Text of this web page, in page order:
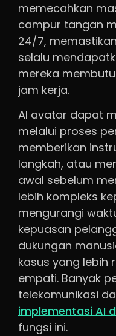
memecahkan
campur tangan
24/7,
selalu
mereka
jam kerja.
AI avatar dapat
melalui proses
memberikan
langkah, atau
awal sebelum
lebih kompleks
mengurangi
kepuasan
dukungan
kasus yang lebih
empati. Banyak
telekomunikasi
implementasi AI
fungsi ini.